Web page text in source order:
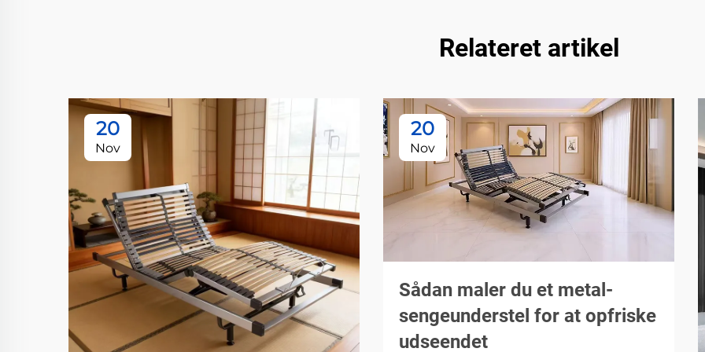
Relateret artikel
20
Nov
20
Nov
Sådan maler du et metal-
sengeunderstel for at opfriske
udseendet